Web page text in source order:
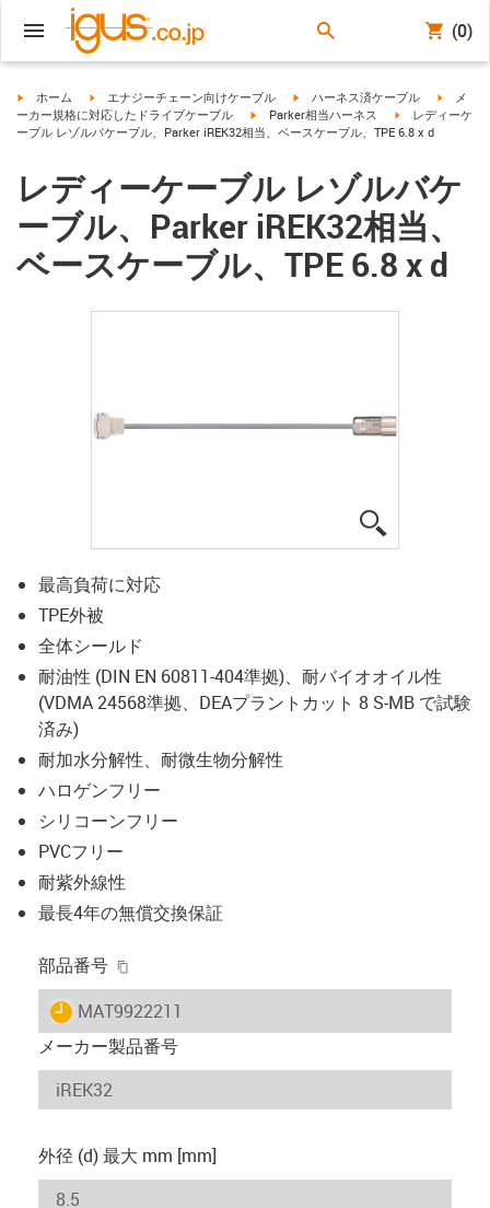
(0)
igus-icon-arrow-right
ホーム igus-icon-arrow-right
エナジーチェーン向けケーブル igus-icon-arrow-right
ハーネス済ケーブル igus-
メ
ーカー規格に対応したドライブケーブル
igus-icon-arrow-right
Parker相当ハーネス igus-icon-
レディーケ
ーブル レゾルバケーブル、Parker iREK32相当、ベースケーブル、TPE 6.8 x d
レディーケーブル レゾルバケ
ーブル、Parker iREK32相当、
ベースケーブル、TPE 6.8 x d
最高負荷に対応
TPE外被
全体シールド
耐油性 (DIN EN 60811-404準拠)、耐バイオオイル性
(VDMA 24568準拠、DEAプラントカット 8 S-MB で試験
済み)
耐加水分解性、耐微生物分解性
ハロゲンフリー
シリコーンフリー
PVCフリー
耐紫外線性
最長4年の無償交換保証
部品番号
igus-icon-lieferzeit
MAT9922211
メーカー製品番号
外径 (d) 最大 mm [mm]